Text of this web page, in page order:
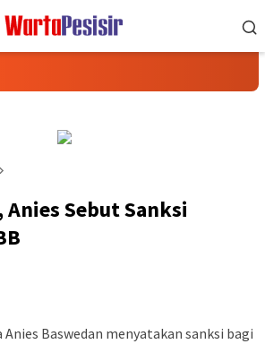
Anies Sebut Sanksi
Baswedan menyatakan sanksi bagi